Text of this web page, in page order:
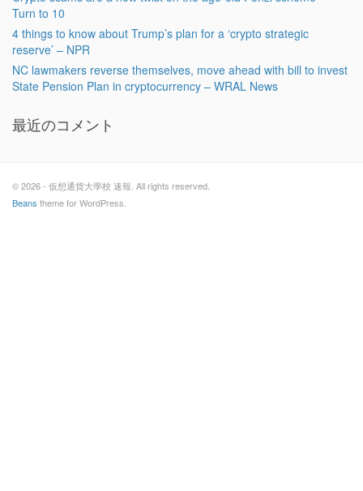
Turn to 10
4 things to know about Trump’s plan for a ‘crypto strategic
reserve’ – NPR
NC lawmakers reverse themselves, move ahead with bill to invest
State Pension Plan in cryptocurrency – WRAL News
最近のコメント
© 2026 - 仮想通貨大學校 速報. All rights reserved.
Beans theme for WordPress.